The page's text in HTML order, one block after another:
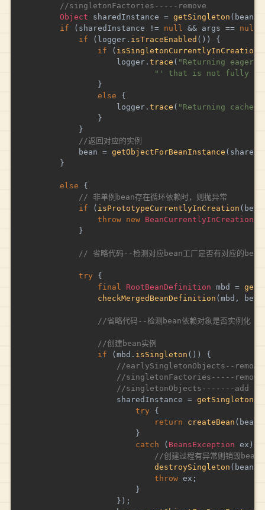
//singletonFactories-----remove
Object sharedInstance = getSingleton (
if
( sharedInstance != null && args == null
if
( logger . isTraceEnabled ( ) )
{
if
( isSingletonCurrentlyInCreation
					logger
. trace ( "Returning
"' that is not fully
}
else
{
					logger
. trace ( "Returning
}
}
//返回对应的实例
			bean
= getObjectForBeanInstance (
}
else
{
// 非单例bean存在循环依赖时，则抛异常
if
( isPrototypeCurrentlyInCreation (
throw new
}
// 省略代码--检测对应bean工厂是否有对应的bean
try
{
final
RootBeanDefinition mbd =
checkMergedBeanDefinition ( mbd ,
//省略代码--检测bean依赖对象是否实例化
//创建bean实例
if
( mbd . isSingleton ( ) )
{
//earlySingletonObjects--remove
//singletonFactories-----remove
//singletonObjects-------add
					sharedInstance
= getSingleton
try
{
return
createBean (
}
catch
( BeansException ex )
//创建过程有异常则销毁bean
destroySingleton (
throw ex ;
}
} ) ;